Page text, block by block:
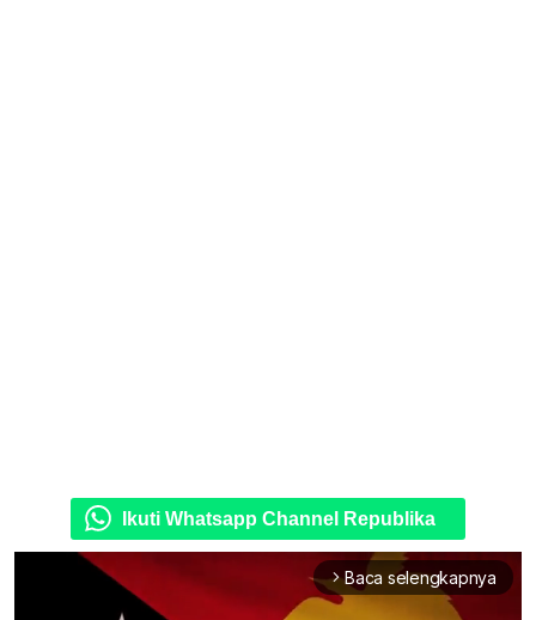
Ikuti Whatsapp Channel Republika
arrow_forward_ios Baca selengkapnya